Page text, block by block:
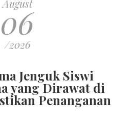
August
06
/2026
Jenguk Siswi
yang Dirawat di
Penanganan